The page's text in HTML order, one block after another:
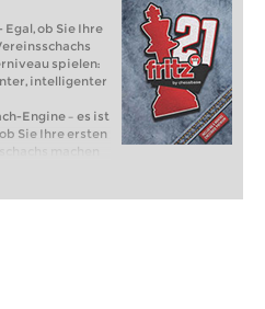
ob Sie Ihre
spielen:
intelligenter
Engine – es ist
Sie Ihre ersten
machen
Mit
und